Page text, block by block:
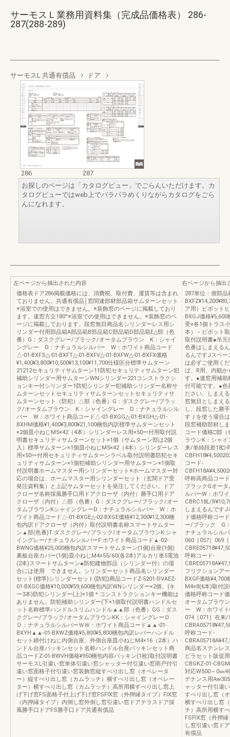
サーモスＬ業務用資料集（完成品価格表） 286-
287(288-289)
サーモスL 共通有償品 ドア
286
287
お探しのページは「カタログビュー」でごらんいただけます。カ
タログビューではweb上でパラパラめくりながらカタログをごら
んになれます。
左ページから抽出された内容
価格表ドア286掲載価格には、消費税、取付費、運賃等は含まれ
ておりません。共通有償品│窓関連部材部品箱サムターンセット
※浴室での使用はできません。※装飾窓のページに掲載しており
ます。連窓方立180°※浴室での使用はできません。※装飾窓のペ
ージに掲載しております。段窓無目商品名シリンダーレス用シ
リンダー付用部品箱A部品箱B部品箱C部品箱D部品箱E△部（色
番）G：ダスクグレー/ブラック/オータムブラウン K：シャイ
ングレー D：ナチュラルシルバー W：ホワイト商品コード
△-01-BXFS△-01-BXFT△-01-BXFV△-01-BXFW△-01-BXFX価格
¥1,400¥3,800¥10,500¥13,100¥11,700仕様区分標準サムターン
21212セキュリティサムターン11防犯セキュリティサムターン犯
補助シリンダー用サムターンWNシリンダー221コンストラクシ
ョンキー付シリンダー1防犯シリンダー犯補助シリンダー名称サ
ムターンセットセキュリティサムターンセットセキュリティサ
ムターンセット（防犯）△部（色番）G：ダスクグレー/ブラッ
ク/オータムブラウン K：シャイングレー D：ナチュラルシル
バー W：ホワイト商品コード△-01-BXGG△-01-BXGH△-01-
BXHM価格¥1,400¥3,800¥21,100梱包内訳標準サムターンセット
×2個皿小ねじM5×42（4本）シリンダーレス用×50ー付用取付説
明書セキュリティサムターンセット×1個（サムターン部は2個
入）標準サムターン×1個皿小ねじM5×42（4本）シリンダーレス
用×50ー付用セキュリティサムターンラベル取付説明書防犯セキ
ュリティサムターン×1個犯補助シリンダー用サムターン×1個取
付説明書ホームマスター用シリンダーセット※ホームマスター対
応の場合は、ホームマスター用シリンダーセット（玄関ドア受
発注資料集）と上記サムターセットを発注してください。ドア
クローザ名称採風勝手口用ドアクローザ（内付）勝手口用ドア
クローザ（内付）△部（色番）G：ダスクグレー/ブラック/オー
タムブラウンKシャイングレーD：ナチュラルシルバー W：ホ
ワイト商品コード△-01-BXGE△-02-BXGE価格¥12,300¥12,300梱
包内訳ドアクローザ（内付）取付説明書名称スマートサムター
ン▲部(色番)T:ダスクグレー/ブラック/オータムブラウンK:シャ
イングレー/ナチュラルシルバーF:ホワイト商品コード▲-02-
BWNG価格¥25,000梱包内訳スマートサムターン(1個)台座(1個)
裏板台座カバー(1個)皿小ねじM4×55/60(各2本)アルカリ単5電池
(2本)スマートサムターン●防犯建物部品（シリンダー付）の場
合には使用 できません。シリンダーセット商品名シリンダー
セット(標準)シリンダーセット(防犯)商品コードZ-5201-DVAEZ-
01-BXGC価格¥10,000¥59,600梱包内訳WNシリンダー×2個、(キ
ー3本)防犯シリンダー(上)×1個＊コンストラクションキー機能は
ありません。防犯補助シリンダー(下×1個取付説明書ハンドルセ
ット名称標準ハンドルスリムハンドル▲▲部（色番）GG：ダス
クグレー/ブラック/オータムブラウンKK：シャイングレーＤ
Ｄ：ナチュラルシルバーＷＷ：ホワイト商品コード▲▲-01-
BXYH▲▲-01-BXWZ価格¥5,800¥5,800梱包内訳レバーハンドル
セット締付けねじ内側台座、外側台座皿小ねじM4×16（2本）ハ
ンドル台座パッキンセット名称ハンドル台座パッキンセット商
品コードZ-01-BWVH価格¥950梱包内容パッキン(1枚)取付説明書
サーモスL引違い窓単体引違い窓シャッター付引違い窓雨戸付引
違い窓面格子付引違い窓装飾窓縦すべり出し窓（オペレータ
ー）縦すべり出し窓（カムラッチ）横すべり出し窓（オペレー
ター）横すべり出し窓（カムラッチ）高所用横すべり出し窓上
げ下げ窓FS面格子付上げ下げ窓FSFIX窓（外押縁タイプ）FIX窓
（内押縁タイプ）内倒し窓外倒し窓引違い窓ドアテラスドア採
風勝手口ドアFS勝手口ドア共通有償品
右ページから抽出
287単位：個部品
ア用）ピボット
BXGJ価格
受×各1個トラス
本）－ピボット
取付説明書●吊元
色番はしまえる
るんですJスペー
は必ずご使用く
ば、R用、内観
す。●連窓用補助
付可能です。●色
ださい。しまえ
窓無目としまえ
し、段窓した勝
すＪを使う場合
段窓補助部材し
コード価格□部
ラウンK：シャ
来/単純段差18□-
コード-
呼称高商品コー
ブラックGオー
ルバーW：ホワ
CBRC18L/
しまえるんです
ド価格呼称コー
ー/ブラック G
ナチュラルシル
060［057］069
呼称コード-
フリクションア
BXGF価格
M4×8(6本)取付
価格呼称コード
オータムブラウ
ー W：ホワイト
074［071］在来
呼称コード-
商品名ステンレ
ピラセット販促
CBGKZ-01-
対応W500～0㎜
テナンス用
ャッター付引違
すべり出し窓（
横すべり出し窓
チ）高所用横す
FSFIX窓（外押
し窓引違い窓ド
有償品